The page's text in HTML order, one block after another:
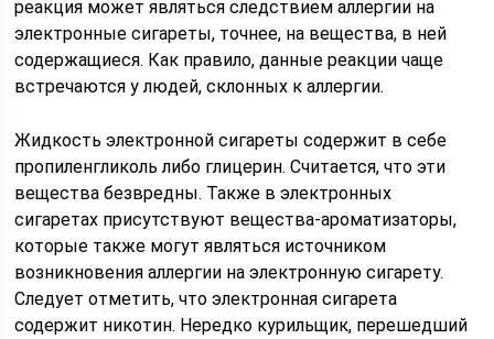
реакция может являться следствием аллергии на
электронные сигареты, точнее, на вещества, в ней
содержащиеся. Как правило, данные реакции чаще
встречаются у людей, склонных к аллергии.
Жидкость электронной сигареты содержит в себе
пропиленгликоль либо глицерин. Считается, что эти
вещества безвредны. Также в электронных
сигаретах присутствуют вещества-ароматизаторы,
которые также могут являться источником
возникновения аллергии на электронную сигарету.
Следует отметить, что электронная сигарета
содержит никотин. Нередко курильщик, перешедший